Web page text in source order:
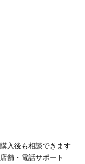
購入後も相談できます
店舗・電話サポート